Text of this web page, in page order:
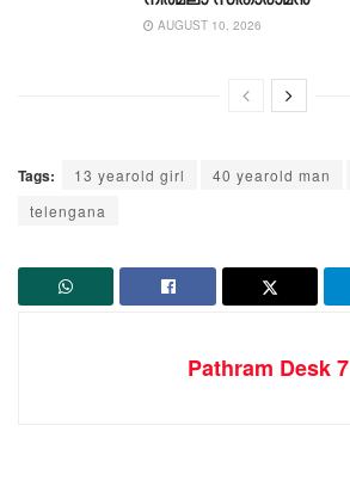
AUGUST 10, 2026
Tags: 13 yearold girl 40 yearold man
telengana
Pathram Desk 7